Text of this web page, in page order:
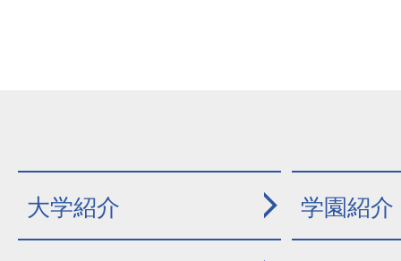
大学紹介 学園紹介